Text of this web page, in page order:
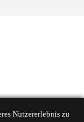
Nutzererlebnis zu